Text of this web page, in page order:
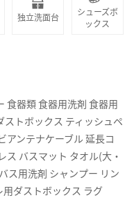
独立洗面台
シューズボ
ックス
食器類 食器用洗剤 食器用
トボックス ティッシュペ
アンテナケーブル 延長コ
ス バスマット タオル(大・
ス用洗剤 シャンプー リン
ダストボックス ラグ